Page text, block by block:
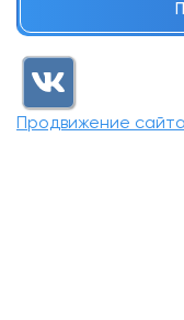
Продвижение